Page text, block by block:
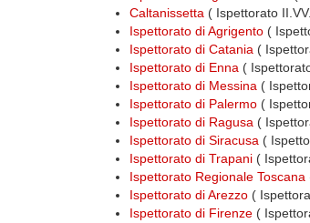
Caltanissetta ( Ispettorato
Ispettorato di Agrigento (
Ispettorato di Catania (
Ispettorato di Enna (
Ispettorato di Messina (
Ispettorato di Palermo (
Ispettorato di Ragusa (
Ispettorato di Siracusa (
Ispettorato di Trapani (
Ispettorato Regionale Toscana
Ispettorato di Arezzo (
Ispettorato di Firenze (